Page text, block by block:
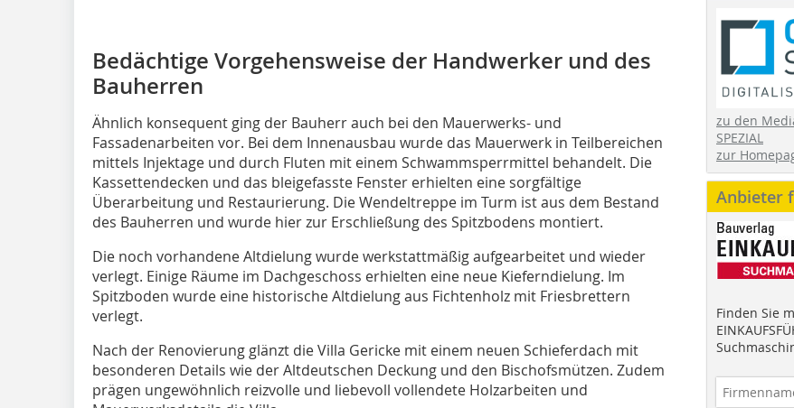
Bedächtige Vorgehensweise der Handwerker und des
Bauherren
Ähnlich konsequent ging der Bauherr auch bei den Mauerwerks- und
Fassadenarbeiten vor. Bei dem Innenausbau wurde das Mauerwerk in Teilbereichen
mittels Injektage und durch Fluten mit einem Schwammsperrmittel behandelt. Die
Kassettendecken und das bleigefasste Fenster erhielten eine sorgfältige
Überarbeitung und Restaurierung. Die Wendeltreppe im Turm ist aus dem Bestand
des Bauherren und wurde hier zur Erschließung des Spitzbodens montiert.
Die noch vorhandene Altdielung wurde werkstattmäßig aufgearbeitet und wieder
verlegt. Einige Räume im Dachgeschoss erhielten eine neue Kieferndielung. Im
Spitzboden wurde eine historische Altdielung aus Fichtenholz mit Friesbrettern
verlegt.
Nach der Renovierung glänzt die Villa Gericke mit einem neuen Schieferdach mit
besonderen Details wie der Altdeutschen Deckung und den Bischofsmützen. Zudem
prägen ungewöhnlich reizvolle und liebevoll vollendete Holzarbeiten und
zu den
SPEZIAL
zur
Anbieter
Finden Sie